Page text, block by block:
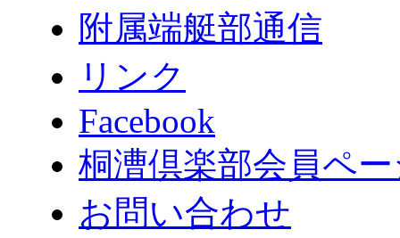
附属端艇部通信
リンク
Facebook
桐漕倶楽部会員ペ
お問い合わせ